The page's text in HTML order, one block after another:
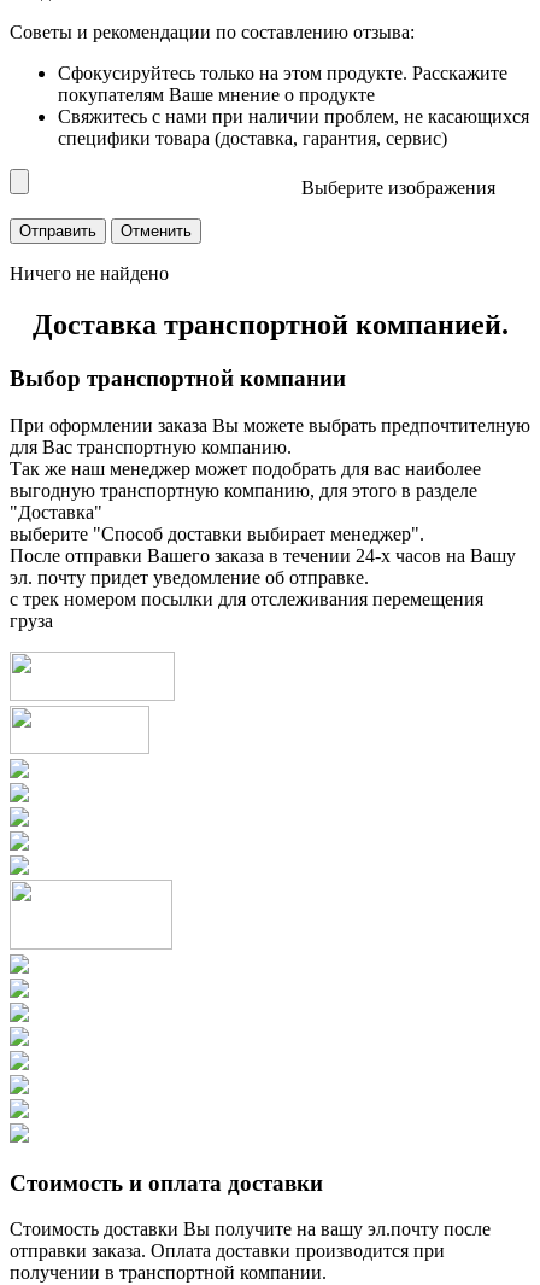
Советы и рекомендации по составлению отзыва:
Сфокусируйтесь только на этом продукте. Расскажите
покупателям Ваше мнение о продукте
Свяжитесь с нами при наличии проблем, не касающихся
специфики товара (доставка, гарантия, сервис)
Выберите изображения
Ничего не найдено
Доставка транспортной компанией.
Выбор транспортной компании
При оформлении заказа Вы можете выбрать предпочтителную
для Вас транспортную компанию.
Так же наш менеджер может подобрать для вас наиболее
выгодную транспортную компанию, для этого в разделе
"Доставка"
выберите "Способ доставки выбирает менеджер".
После отправки Вашего заказа в течении 24-х часов на Вашу
эл. почту придет уведомление об отправке.
с трек номером посылки для отслеживания перемещения
груза
Стоимость и оплата доставки
Стоимость доставки Вы получите на вашу эл.почту после
отправки заказа. Оплата доставки производится при
получении в транспортной компании.